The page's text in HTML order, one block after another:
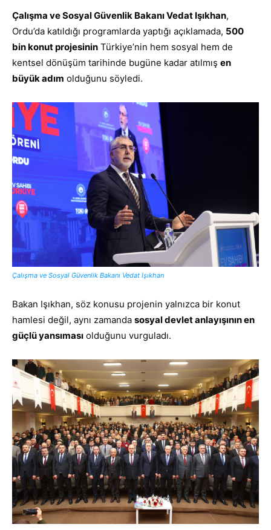
Çalışma ve Sosyal Güvenlik Bakanı Vedat Işıkhan,
Ordu’da katıldığı programlarda yaptığı açıklamada, 500
bin konut projesinin Türkiye’nin hem sosyal hem de
kentsel dönüşüm tarihinde bugüne kadar atılmış en
büyük adım olduğunu söyledi.
Çalışma ve Sosyal Güvenlik Bakanı Vedat Işıkhan
Bakan Işıkhan, söz konusu projenin yalnızca bir konut
hamlesi değil, aynı zamanda sosyal devlet anlayışının en
güçlü yansıması olduğunu vurguladı.